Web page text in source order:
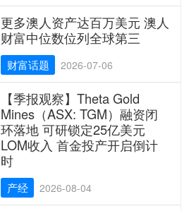
更多澳人资产达百万美元 澳人
财富中位数位列全球第三
财富话题 2026-07-06
【季报观察】Theta Gold
Mines（ASX: TGM）融资闭
环落地 可研锁定25亿美元
LOM收入 首金投产开启倒计
时
产经 2026-08-04